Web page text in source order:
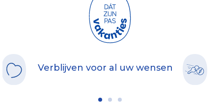
Verblijven voor al uw wensen